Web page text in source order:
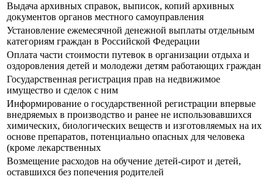
Выдача архивных справок, выписок, копий архивных
документов органов местного самоуправления
Установление ежемесячной денежной выплаты отдельным
категориям граждан в Российской Федерации
Оплата части стоимости путевок в организации отдыха и
оздоровления детей и молодежи детям работающих граждан
Государственная регистрация прав на недвижимое
имущество и сделок с ним
Информирование о государственной регистрации впервые
внедряемых в производство и ранее не использовавшихся
химических, биологических веществ и изготовляемых на их
основе препаратов, потенциально опасных для человека
(кроме лекарственных
Возмещение расходов на обучение детей-сирот и детей,
оставшихся без попечения родителей